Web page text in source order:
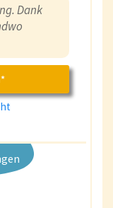
Dank